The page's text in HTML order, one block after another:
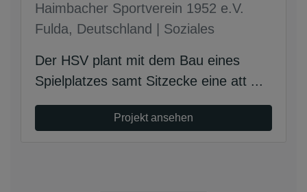
Haimbacher Sportverein 1952 e.V.
Fulda, Deutschland | Soziales
Der HSV plant mit dem Bau eines
Spielplatzes samt Sitzecke eine att ...
Projekt ansehen